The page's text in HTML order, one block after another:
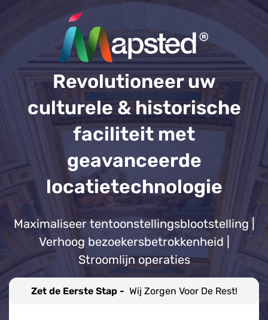
Revolutioneer uw
culturele & historische
faciliteit met
geavanceerde
locatietechnologie
Maximaliseer tentoonstellingsblootstelling |
Verhoog bezoekersbetrokkenheid |
Stroomlijn operaties
Zet de Eerste Stap - Wij Zorgen Voor De Rest!